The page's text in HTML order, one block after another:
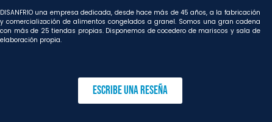
DISANFRIO una empresa dedicada, desde hace más de 45 años, a la fabricación
y comercialización de alimentos congelados a granel. Somos una gran cadena
con más de 25 tiendas propias. Disponemos de cocedero de mariscos y sala de
elaboración propia.
Escribe una reseña